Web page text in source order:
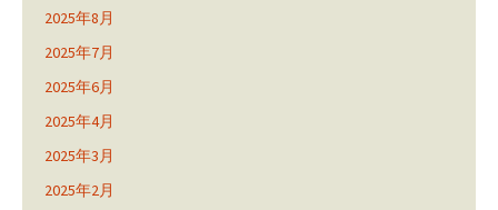
2025年8月
2025年7月
2025年6月
2025年4月
2025年3月
2025年2月